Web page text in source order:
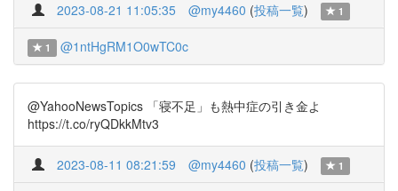
2023-08-21 11:05:35 @my4460 (投稿一覧) 1
1 @1ntHgRM1O0wTC0c
@YahooNewsTopics 「寝不足」も熱中症の引き金よ
https://t.co/ryQDkkMtv3
2023-08-11 08:21:59 @my4460 (投稿一覧) 1